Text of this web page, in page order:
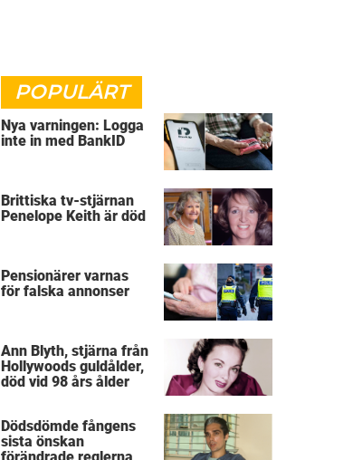
POPULÄRT
Nya varningen: Logga
inte in med BankID
Brittiska tv-stjärnan
Penelope Keith är död
Pensionärer varnas
för falska annonser
Ann Blyth, stjärna från
Hollywoods guldålder,
död vid 98 års ålder
Dödsdömde fångens
sista önskan